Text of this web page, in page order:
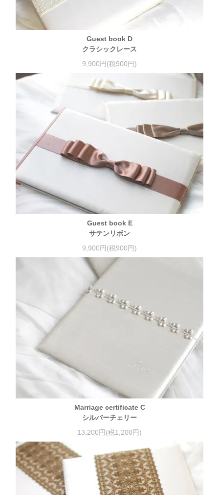
Guest book D
クラシックレース
9,900円(税900円)
Guest book E
サテンリボン
9,900円(税900円)
Marriage certificate C
シルバーチェリー
13,200円(税1,200円)